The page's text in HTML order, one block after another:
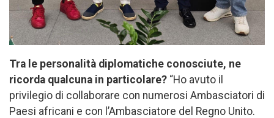
Tra le personalità diplomatiche conosciute, ne
ricorda qualcuna in particolare? “Ho avuto il
privilegio di collaborare con numerosi Ambasciatori di
Paesi africani e con l’Ambasciatore del Regno Unito.